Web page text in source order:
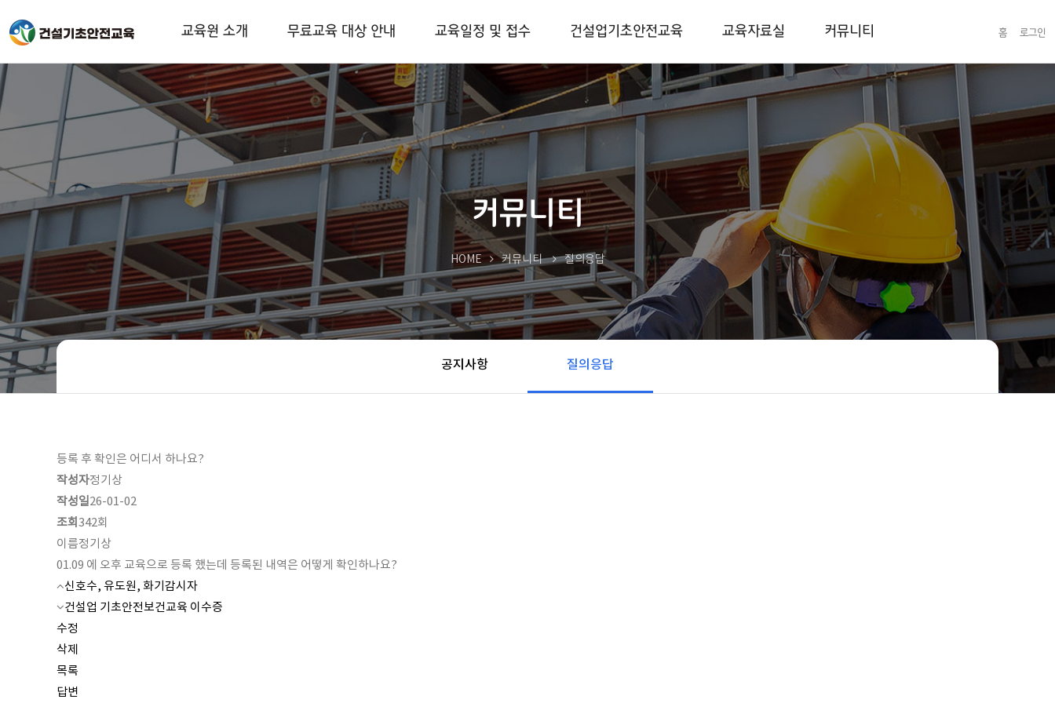
교육원 소개 무료교육 대상 안내 교육일정 및 접수 건설업기초안전교육 교육자료실 커뮤니티 홈 로그인
커뮤니티
HOME 커뮤니티 질의응답
공지사항 질의응답
등록 후 확인은 어디서 하나요?
작성자정기상
작성일26-01-02
조회 342회
이름정기상
01.09 에 오후 교육으로 등록 했는데 등록된 내역은 어떻게 확인하나요?
신호수, 유도원, 화기감시자
건설업 기초안전보건교육 이수증
수정
삭제
목록
답변